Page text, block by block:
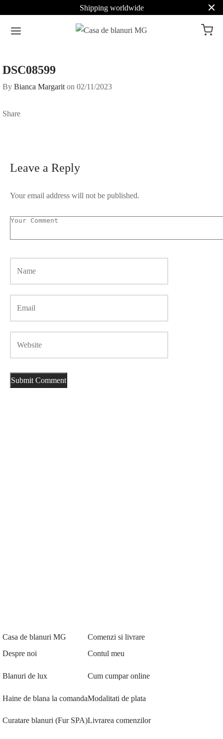
Shipping worldwide
DSC08599
By Bianca Margarit on 02/11/2023
Share
Leave a Reply
Your email address will not be published.
Casa de blanuri MG
Despre noi
Blanuri de lux
Haine de blana la comanda
Curatare blanuri (Fur SPA)
Comenzi si livrare
Contul meu
Cum cumpar online
Modalitati de plata
Livrarea comenzilor